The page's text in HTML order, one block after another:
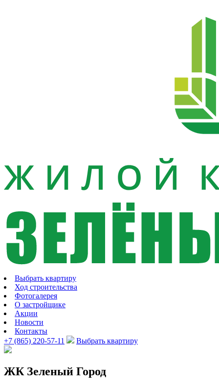
Выбрать квартиру
Ход строительства
Фотогалерея
О застройщике
Акции
Новости
Контакты
+7 (865) 220-57-11
Выбрать квартиру
ЖК Зеленый Город